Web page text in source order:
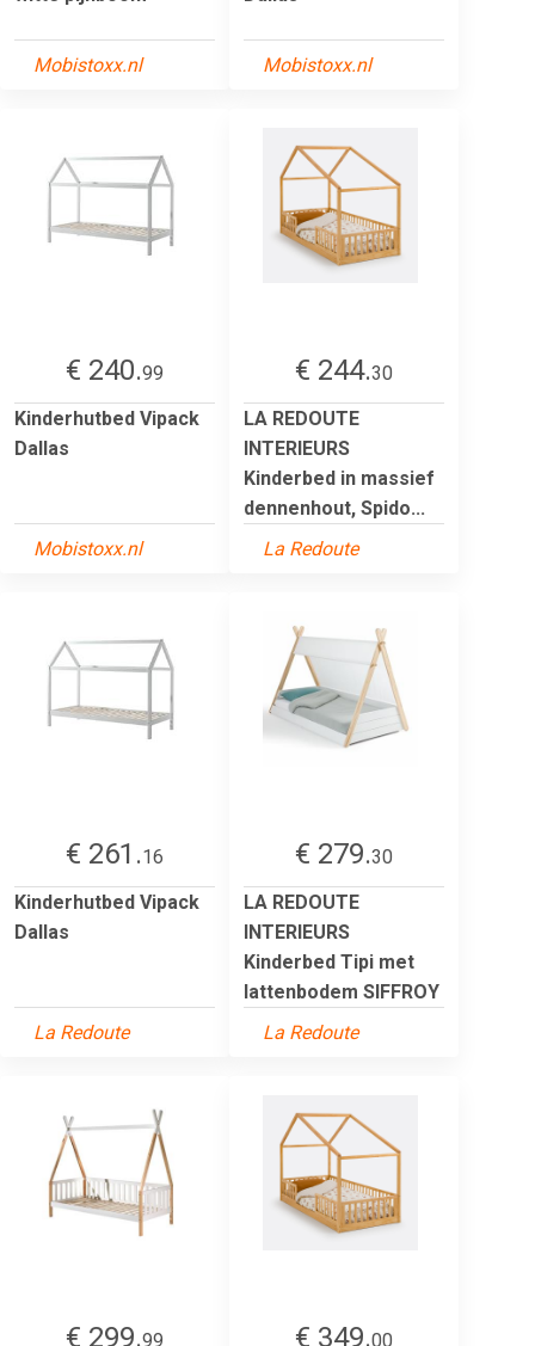
Mobistoxx.nl Mobistoxx.nl
€ 240.99
Kinderhutbed Vipack
Dallas
Mobistoxx.nl
€ 244.30
LA REDOUTE
INTERIEURS
Kinderbed in massief
dennenhout, Spido...
La Redoute
€ 261.16
Kinderhutbed Vipack
Dallas
La Redoute
€ 279.30
LA REDOUTE
INTERIEURS
Kinderbed Tipi met
lattenbodem SIFFROY
La Redoute
€ 299.99
€ 349.00